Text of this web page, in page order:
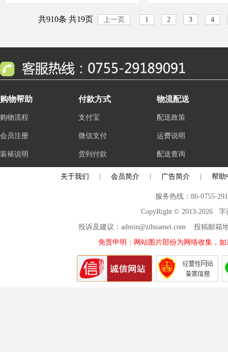
共910条 共19页 上一页 1 2 3 4
购物帮助
购物流程
会员注册
装裱说明
付款方式
支付宝
微信支付
货到付款
物流配送
配送政策
运费说明
配送查询
关于我们 会员简介 广告简介 帮助
服务热线：86-0755-
CopyRight © 2013-2026 字
投诉及建议：admin@zihuamei.com 投稿邮
免责申明：网站图片部份为网络收集，